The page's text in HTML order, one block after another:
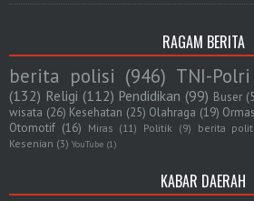
RAGAM BERITA
berita polisi (946) TNI-Polri
(132) Religi (112) Pendidikan (99) Buser
wisata (26) Kesehatan (25) Olahraga (19) Ormas
Otomotif (16) Miras (11) Politik (9) berita
Kesenian (3) YouTube (1)
KABAR DAERAH